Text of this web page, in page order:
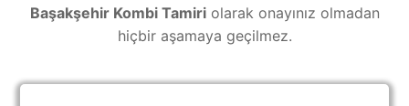
Başakşehir Kombi Tamiriolarak onayınız olmadan
hiçbir aşamaya geçilmez.